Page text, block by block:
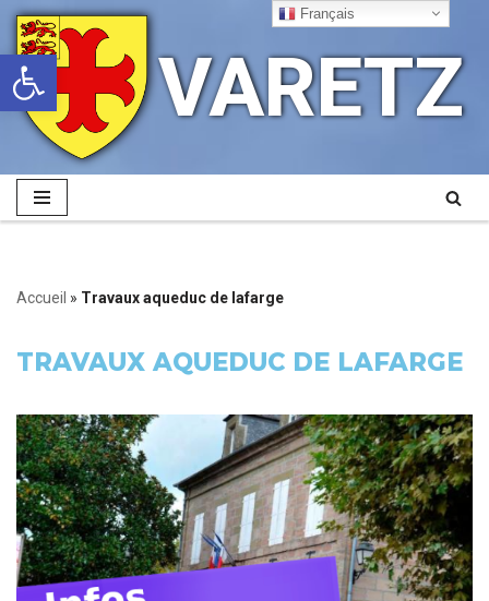
Ouvrir la barre d’outils
Aller
au
contenu
VARETZ
Accueil » Travaux aqueduc de lafarge
TRAVAUX AQUEDUC DE LAFARGE
Français